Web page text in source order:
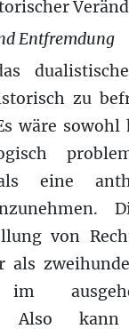
Entfremdung
zu
wäre sowohl
eine
von
als
im
Also